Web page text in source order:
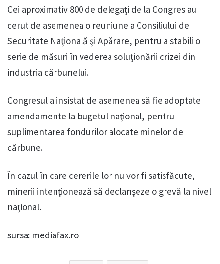
Cei aproximativ 800 de delegaţi de la Congres au
cerut de asemenea o reuniune a Consiliului de
Securitate Naţională şi Apărare, pentru a stabili o
serie de măsuri în vederea soluţionării crizei din
industria cărbunelui.
Congresul a insistat de asemenea să fie adoptate
amendamente la bugetul naţional, pentru
suplimentarea fondurilor alocate minelor de
cărbune.
În cazul în care cererile lor nu vor fi satisfăcute,
minerii intenţionează să declanşeze o grevă la nivel
naţional.
sursa: mediafax.ro